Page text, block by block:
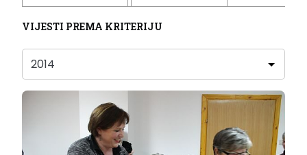
VIJESTI PREMA KRITERIJU